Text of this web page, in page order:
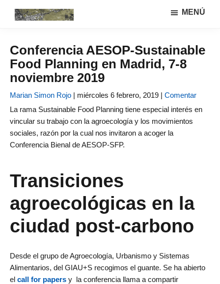
lateral
principal
y
sistemas
agrarios
investigación
GIAU+S
(UPM)
MENÚ
Conferencia AESOP-Sustainable
Food Planning en Madrid, 7-8
noviembre 2019
Marian Simon Rojo | miércoles 6 febrero, 2019 | Comentar
La rama Sustainable Food Planning tiene especial interés en
vincular su trabajo con la agroecología y los movimientos
sociales, razón por la cual nos invitaron a acoger la
Conferencia Bienal de AESOP-SFP.
Transiciones
agroecológicas en la
ciudad post-carbono
Desde el grupo de Agroecología, Urbanismo y Sistemas
Alimentarios, del GIAU+S recogimos el guante. Se ha abierto
el call for papers y la conferencia llama a compartir